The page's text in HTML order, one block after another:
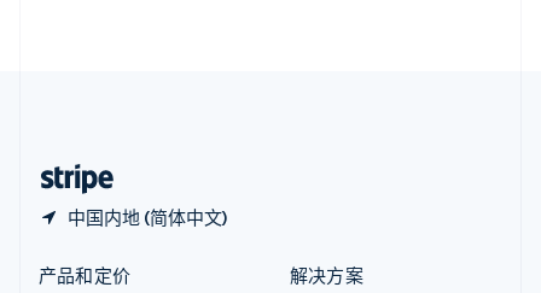
中国内地 (简体中文)
产品和定价
解决方案